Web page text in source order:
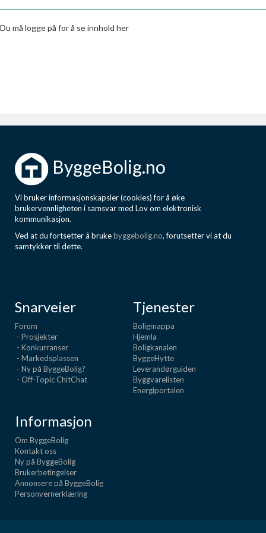
Boligmappa+
Få mer ut av Boligmappa
Du må logge på for å se innhold her
ByggeBolig.no
Vi bruker informasjonskapsler (cookies) for å øke
brukervennligheten i samsvar med Lov om elektronisk
kommunikasjon.
Ved at du fortsetter å brukebyggebolig.no, forutsetter vi at du
samtykker til dette.
Snarveier
Forum
- Prosjekter
- Konkurranser
- Markedsplassen
- Ny på ByggeBolig?
- Off-Topic ChitChat
Tjenester
Boligmappa
Hjemla
Boligkanalen
ByggeHytte
Leverandørguiden
Byggvarelisten
Energiportalen
Informasjon
Om ByggeBolig
Kontakt oss
Ny på ByggeBolig
Brukerbetingelser
Annonsere på ByggeBolig
Personvernerklæring